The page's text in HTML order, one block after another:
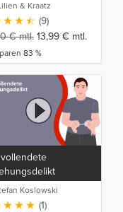
& Kraatz
(9)
€mtl. 13,99 € mtl.
83 %
Koslowski
(1)